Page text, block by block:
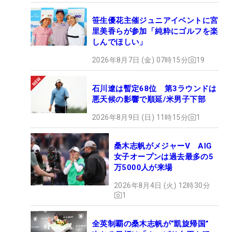
笹生優花主催ジュニアイベントに宮
里美香らが参加「純粋にゴルフを楽
しんでほしい」
2026年8月7日 (金) 07時15分 19
石川遼は暫定68位 第3ラウンドは
悪天候の影響で順延/米男子下部
2026年8月9日 (日) 11時15分 1
桑木志帆がメジャーV AIG
女子オープンは過去最多の5
万5000人が来場
2026年8月4日 (火) 12時30分
1
全英制覇の桑木志帆が“凱旋帰国”